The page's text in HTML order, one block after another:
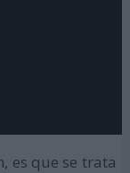
es que se trata